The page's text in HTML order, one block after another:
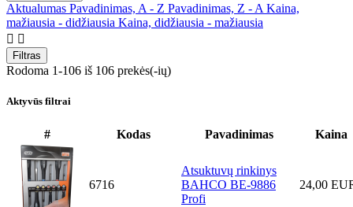
Aktualumas Pavadinimas, A - Z Pavadinimas, Z - A Kaina,
mažiausia - didžiausia Kaina, didžiausia - mažiausia
 
Filtras
Rodoma 1-106 iš 106 prekės(-ių)
Aktyvūs filtrai
# Kodas Pavadinimas Kaina
6716
Atsuktuvų rinkinys
BAHCO BE-9886
Profi
24,00